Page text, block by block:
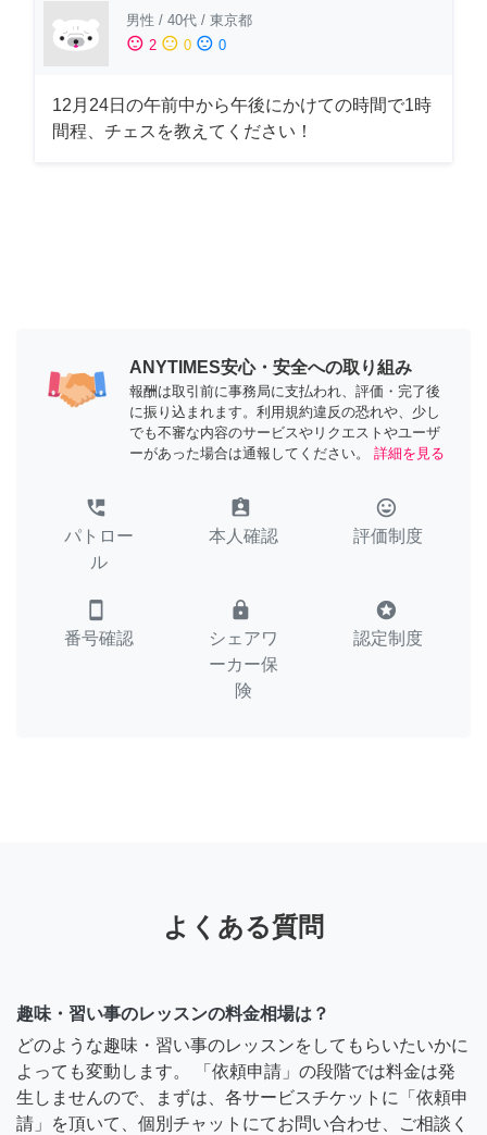
男性 / 40代 / 東京都
sentiment_satisfied 2 sentiment_neutral 0 sentiment_dissatisfied 0
12月24日の午前中から午後にかけての時間で1時
間程、チェスを教えてください！
ANYTIMES安心・安全への取り組み
報酬は取引前に事務局に支払われ、評価・完了後
に振り込まれます。利用規約違反の恐れや、少し
でも不審な内容のサービスやリクエストやユーザ
ーがあった場合は通報してください。
詳細を見る
perm_phone_msg
パトロー
ル
assignment_ind
本人確認
tag_faces
評価制度
smartphone
番号確認
lock
シェアワ
ーカー保
険
stars
認定制度
よくある質問
趣味・習い事のレッスンの料金相場は？
どのような趣味・習い事のレッスンをしてもらいたいかに
よっても変動します。 「依頼申請」の段階では料金は発
生しませんので、まずは、各サービスチケットに「依頼申
請」を頂いて、個別チャットにてお問い合わせ、ご相談く